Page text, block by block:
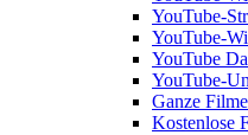
YouTube-
YouTube-
YouTube
YouTube-
Ganze
Kostenlose